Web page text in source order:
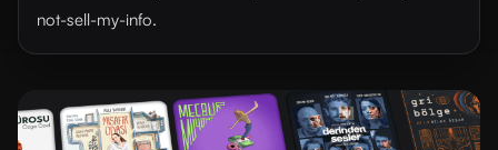
not-sell-my-info.